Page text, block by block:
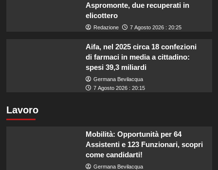
Aspromonte, due recuperati in
elicottero
Redazione 7 Agosto 2026 : 20:25
Aifa, nel 2025 circa 18 confezioni
di farmaci in media a cittadino:
spesi 39,3 miliardi
Germana Bevilacqua
7 Agosto 2026 : 20:15
Lavoro
Mobilità: Opportunità per 64
Assistenti e 123 Funzionari, scopri
come candidarti!
Germana Bevilacqua